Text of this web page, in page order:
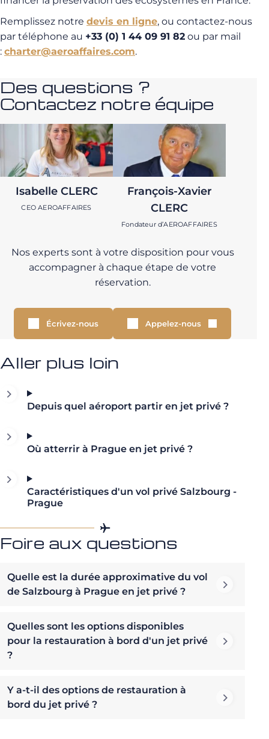
Remplissez notre devis en ligne, ou contactez-nous
par téléphone au +33 (0) 1 44 09 91 82 ou par mail
: charter@aeroaffaires.com.
Des questions ?
Contactez notre équipe
Isabelle CLERC
CEO AEROAFFAIRES
François-Xavier
CLERC
Fondateur d’AEROAFFAIRES
Nos experts sont à votre disposition pour vous
accompagner à chaque étape de votre
réservation.
Écrivez-nous Appelez-nous
Aller plus loin
Depuis quel aéroport partir en jet privé ?
Où atterrir à Prague en jet privé ?
Caractéristiques d'un vol privé Salzbourg -
Prague
Foire aux questions
Quelle est la durée approximative du vol
de Salzbourg à Prague en jet privé ?
Quelles sont les options disponibles
pour la restauration à bord d'un jet privé
?
Y a-t-il des options de restauration à
bord du jet privé ?